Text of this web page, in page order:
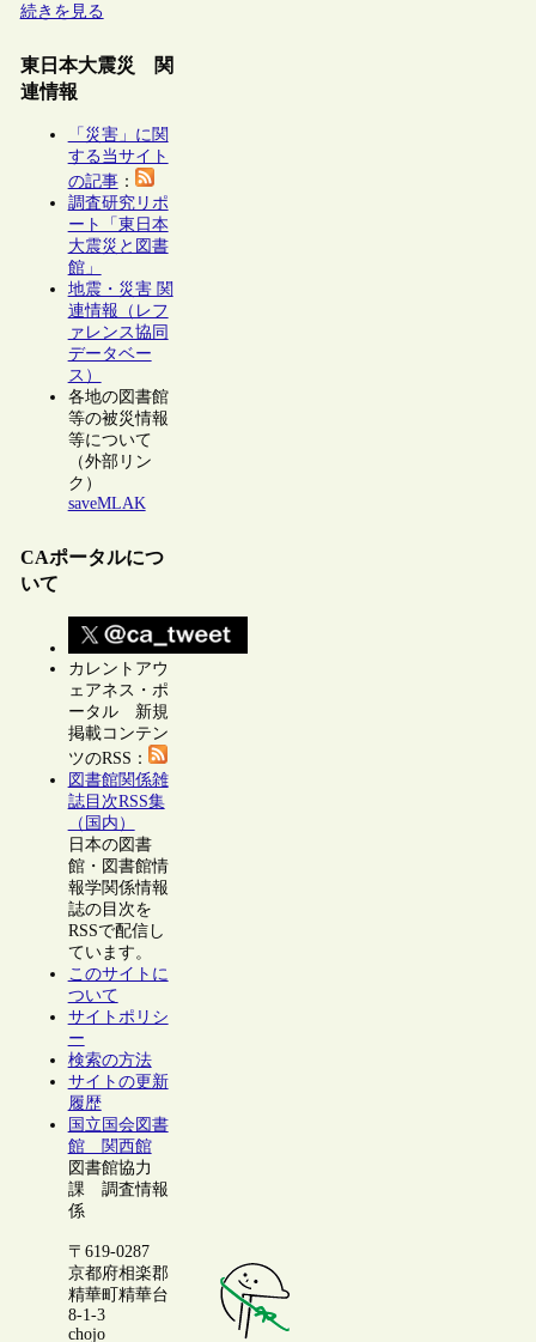
続きを見る
東日本大震災 関
連情報
「災害」に関
する当サイト
の記事：
調査研究リポ
ート「東日本
大震災と図書
館」
地震・災害 関
連情報（レフ
ァレンス協同
データベー
ス）
各地の図書館
等の被災情報
等について
（外部リン
ク）
saveMLAK
CAポータルにつ
いて
カレントアウ
ェアネス・ポ
ータル 新規
掲載コンテン
ツのRSS：
図書館関係雑
誌目次RSS集
（国内）
日本の図書
館・図書館情
報学関係情報
誌の目次を
RSSで配信し
ています。
このサイトに
ついて
サイトポリシ
ー
検索の方法
サイトの更新
履歴
国立国会図書
館 関西館
図書館協力
課 調査情報
係
〒619-0287
京都府相楽郡
精華町精華台
8-1-3
chojo